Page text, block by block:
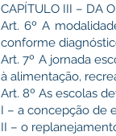
CAPÍTULO III – DA
Art. 6º A
conforme
Art. 7º A jornada
à alimentação,
Art. 8º As escolas
I – a concepção de
II – o